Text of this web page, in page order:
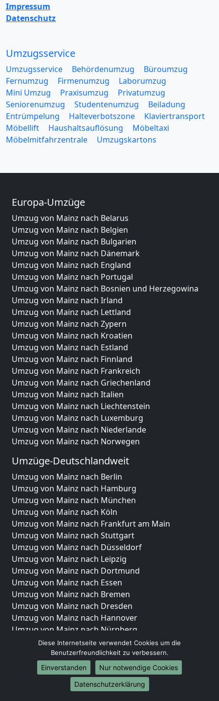
Impressum
Datenschutz
Umzugsservice
Umzugsservice Behördenumzug
Büroumzug
Fernumzug
Firmenumzug
Laborumzug
Mini Umzug
Praxisumzug
Privatumzug
Seniorenumzug
Studentenumzug
Beiladung
Entrümpelung
Halteverbotszone
Klaviertransport
Möbellift
Haushaltsauflösung
Möbeltaxi
Möbelmitfahrzentrale
Umzugskartons
Europa-Umzüge
Umzug von Mainz nach Belarus
Umzug von Mainz nach Belgien
Umzug von Mainz nach Bulgarien
Umzug von Mainz nach Dänemark
Umzug von Mainz nach England
Umzug von Mainz nach Portugal
Umzug von Mainz nach Bosnien und Herzegowina
Umzug von Mainz nach Irland
Umzug von Mainz nach Lettland
Umzug von Mainz nach Zypern
Umzug von Mainz nach Kroatien
Umzug von Mainz nach Estland
Umzug von Mainz nach Finnland
Umzug von Mainz nach Frankreich
Umzug von Mainz nach Griechenland
Umzug von Mainz nach Italien
Umzug von Mainz nach Liechtenstein
Umzug von Mainz nach Luxemburg
Umzug von Mainz nach Niederlande
Umzug von Mainz nach Norwegen
Umzüge-Deutschlandweit
Umzug von Mainz nach Berlin
Umzug von Mainz nach Hamburg
Umzug von Mainz nach München
Umzug von Mainz nach Köln
Umzug von Mainz nach Frankfurt am Main
Umzug von Mainz nach Stuttgart
Umzug von Mainz nach Düsseldorf
Umzug von Mainz nach Leipzig
Umzug von Mainz nach Dortmund
Umzug von Mainz nach Essen
Umzug von Mainz nach Bremen
Umzug von Mainz nach Dresden
Umzug von Mainz nach Hannover
Umzug von Mainz nach Nürnberg
Umzug von Mainz nach Duisburg
Umzug von Mainz nach Bochum
Umzug von Mainz nach Wuppertal
Umzug von Mainz nach Bielefeld
Umzug von Mainz nach Bonn
Diese Internetseite verwendet Cookies um die
Benutzerfreundlichkeit zu verbessern.
Einverstanden
Nur notwendige Cookies
Datenschutzerklärung